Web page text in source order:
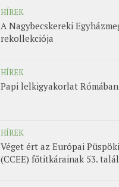
HÍREK
A Nagybecskereki
rekollekciója
HÍREK
Papi lelkigyakorlat Rómában
HÍREK
Véget ért az Európai
(CCEE) főtitkárainak 53.